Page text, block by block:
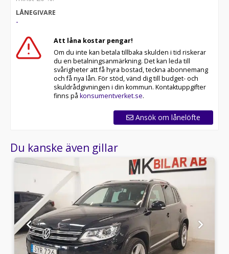
LÅNEGIVARE
-
Att låna kostar pengar!
Om du inte kan betala tillbaka skulden i tid riskerar
du en betalningsanmärkning. Det kan leda till
svårigheter att få hyra bostad, teckna abonnemang
och få nya lån. För stöd, vänd dig till budget- och
skuldrådgivningen i din kommun. Kontaktuppgifter
finns på konsumentverket.se.
Ansök om lånelöfte
Du kanske även gillar